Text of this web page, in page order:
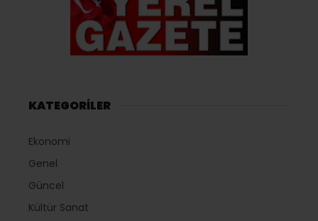
KATEGORİLER
Ekonomi
Genel
Güncel
Kültür Sanat